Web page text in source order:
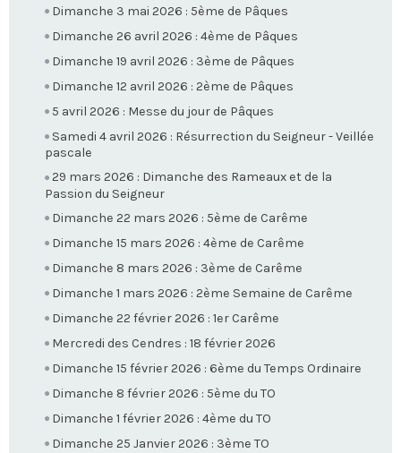
Dimanche 3 mai 2026 : 5ème de Pâques
Dimanche 26 avril 2026 : 4ème de Pâques
Dimanche 19 avril 2026 : 3ème de Pâques
Dimanche 12 avril 2026 : 2ème de Pâques
5 avril 2026 : Messe du jour de Pâques
Samedi 4 avril 2026 : Résurrection du Seigneur - Veillée
pascale
29 mars 2026 : Dimanche des Rameaux et de la
Passion du Seigneur
Dimanche 22 mars 2026 : 5ème de Carême
Dimanche 15 mars 2026 : 4ème de Carême
Dimanche 8 mars 2026 : 3ème de Carême
Dimanche 1 mars 2026 : 2ème Semaine de Carême
Dimanche 22 février 2026 : 1er Carême
Mercredi des Cendres : 18 février 2026
Dimanche 15 février 2026 : 6ème du Temps Ordinaire
Dimanche 8 février 2026 : 5ème du TO
Dimanche 1 février 2026 : 4ème du TO
Dimanche 25 Janvier 2026 : 3ème TO